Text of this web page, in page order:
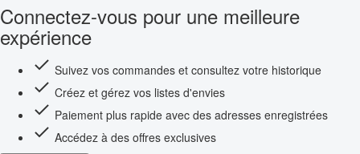
Connectez-vous pour une meilleure
expérience
Suivez vos commandes et consultez votre historique
Créez et gérez vos listes d'envies
Paiement plus rapide avec des adresses enregistrées
Accédez à des offres exclusives